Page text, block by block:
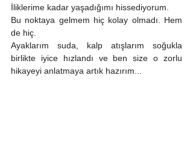
İliklerime kadar yaşadığımı hissediyorum.
Bu noktaya gelmem hiç kolay olmadı. Hem
de hiç.
Ayaklarım suda, kalp atışlarım soğukla
birlikte iyice hızlandı ve ben size o zorlu
hikayeyi anlatmaya artık hazırım...